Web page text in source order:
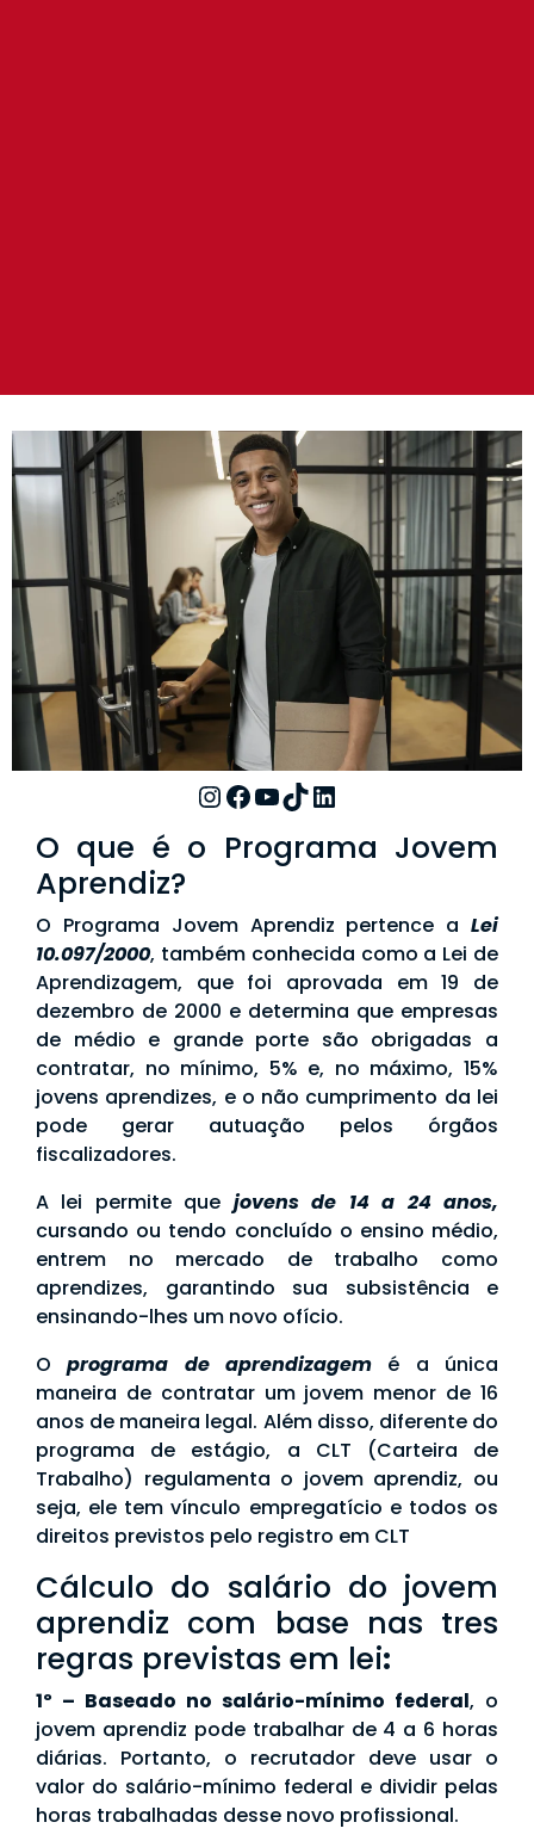
O que é o Programa Jovem
Aprendiz?
O Programa Jovem Aprendiz pertence a Lei
10.097/2000, também conhecida como a Lei de
Aprendizagem, que foi aprovada em 19 de
dezembro de 2000 e determina que empresas
de médio e grande porte são obrigadas a
contratar, no mínimo, 5% e, no máximo, 15%
jovens aprendizes, e o não cumprimento da lei
pode gerar autuação pelos órgãos
fiscalizadores.
A lei permite que jovens de 14 a 24 anos,
cursando ou tendo concluído o ensino médio,
entrem no mercado de trabalho como
aprendizes, garantindo sua subsistência e
ensinando-lhes um novo ofício.
Oprograma de aprendizagem é a única
maneira de contratar um jovem menor de 16
anos de maneira legal. Além disso, diferente do
programa de estágio, a CLT (Carteira de
Trabalho) regulamenta o jovem aprendiz, ou
seja, ele tem vínculo empregatício e todos os
direitos previstos pelo registro em CLT
Cálculo do salário do jovem
aprendiz com base nas tres
regras previstas em lei:
1º – Baseado no salário-mínimo federal, o
jovem aprendiz pode trabalhar de 4 a 6 horas
diárias. Portanto, o recrutador deve usar o
valor do salário-mínimo federal e dividir pelas
horas trabalhadas desse novo profissional.